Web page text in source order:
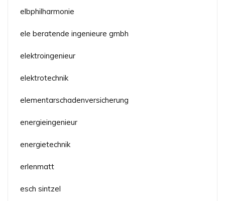
elbphilharmonie
ele beratende ingenieure gmbh
elektroingenieur
elektrotechnik
elementarschadenversicherung
energieingenieur
energietechnik
erlenmatt
esch sintzel